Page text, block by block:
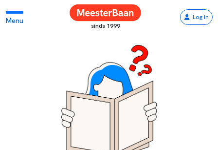
Menu
sinds 1999
Log in